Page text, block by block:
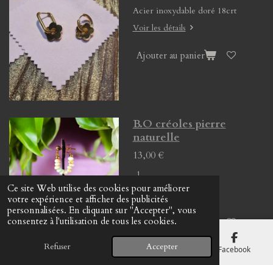
Ce site Web utilise des cookies pour améliorer
votre expérience et afficher des publicités
personnalisées. En cliquant sur "Accepter", vous
consentez à l'utilisation de tous les cookies.
Refuser Accepter
Acier inoxydable doré 18crt
Voir les détails
Ajouter au panier
B.O créoles pierre
naturelle
13,00 €
Voir les détails
Ajouter au panier
E-mail Carte Facebook